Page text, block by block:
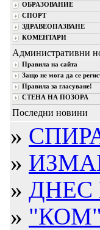
ОБРАЗОВАНИЕ
СПОРТ
ЗДРАВЕОПАЗВАНЕ
КОМЕНТАРИ
Административни
Правила на сайта
Защо не мога да се
Правила за гласуване!
СТЕНА НА ПОЗОРА
Последни новини
»
»
» ДНЕС
»